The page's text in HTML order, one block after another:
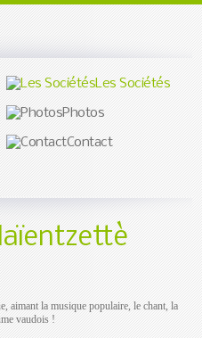
Les Sociétés
Photos
Contact
aimant la musique populaire, le chant, la
vaudois !